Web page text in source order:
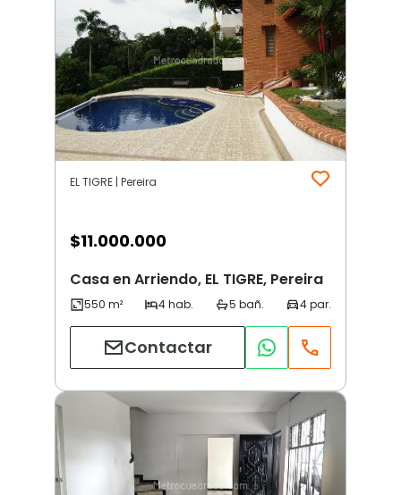
EL TIGRE | Pereira
$11.000.000
Casa en Arriendo, EL TIGRE, Pereira
Contactar